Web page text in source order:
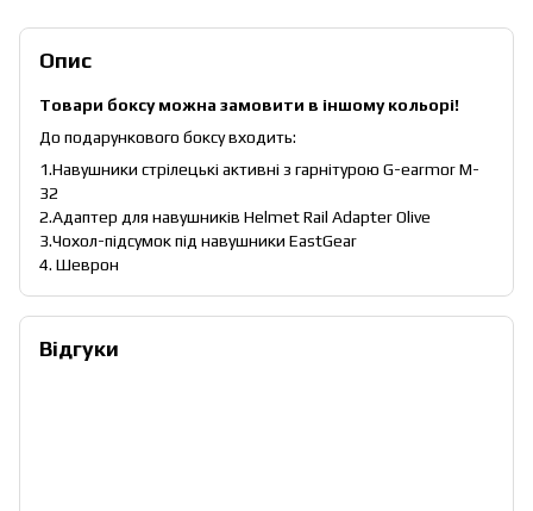
Опис
Товари боксу можна замовити в іншому кольорі!
До подарункового боксу входить:
1.Навушники стрілецькі активні з гарнітурою G-earmor M-
32
2.Адаптер для навушників Helmet Rail Adapter Olive
3.Чохол-підсумок під навушники EastGear
4. Шеврон
Відгуки